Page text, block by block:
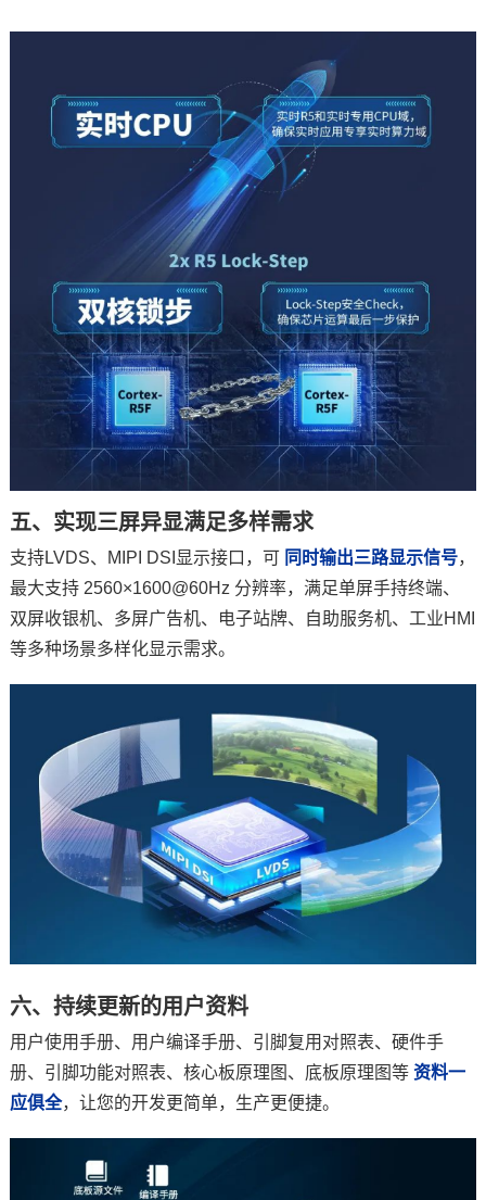
五、实现三屏异显满足多样需求
支持LVDS、MIPI DSI 显示接口 ，可 同时输出三路显示信号，
最大支持 2560×1600@60Hz 分辨率，满足单屏手持终端、
双屏收银机、多屏广告机、电子站牌、自助服务机、工业HMI
等多种场景多样化显示需求。
六、持续更新的用户资料
用户使用手册、用户编译手册、引脚复用对照表、硬件手
册、引脚功能对照表、核心板原理图、底板原理图等 资料一
应俱全，让您的开发更简单，生产更便捷。